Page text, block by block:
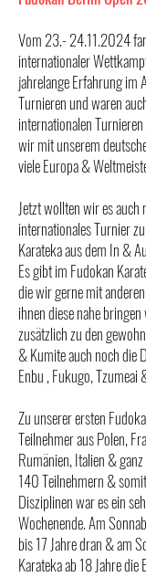
Vom 23.- 24.11.2024
internationaler
jahrelange Erfahrung im
Turnieren und waren
internationalen
wir mit unserem
viele Europa &
Jetzt wollten wir es auch
internationales Turnier
Karateka aus dem In &
Es gibt im Fudokan
die wir gerne mit
ihnen diese nahe
zusätzlich zu den
& Kumite auch noch die
Enbu , Fukugo, Tzumeai
Zu unserer ersten
Teilnehmer aus Polen,
Rumänien, Italien &
140 Teilnehmern &
Disziplinen war es ein
Wochenende. Am
bis 17 Jahre dran & am
Karateka ab 18 Jahre die